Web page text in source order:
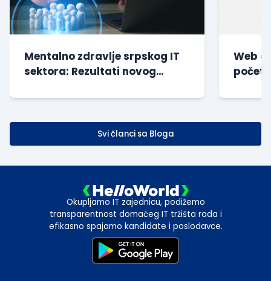
Mentalno zdravlje srpskog IT
sektora: Rezultati novog
Web
Svi članci sa Bloga
Okupljamo IT zajednicu, podižemo
transparentnost domaćeg IT tržišta rada i
efikasno spajamo kandidate i poslodavce.